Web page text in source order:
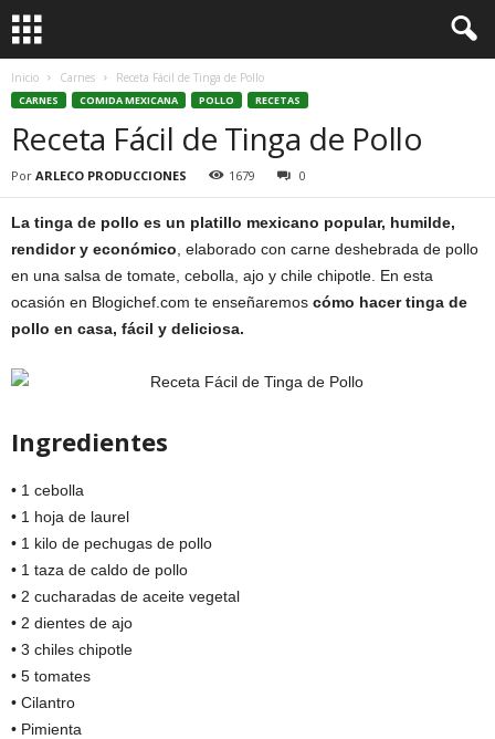
Inicio Carnes Receta Fácil de Tinga de Pollo
CARNES COMIDA MEXICANA POLLO RECETAS
Receta Fácil de Tinga de Pollo
Por ARLECO PRODUCCIONES 1679 0
La tinga de pollo es un platillo mexicano popular, humilde,
rendidor y económico , elaborado con carne deshebrada de pollo
en una salsa de tomate, cebolla, ajo y chile chipotle. En esta
ocasión en Blogichef.com te enseñaremos cómo hacer tinga de
pollo en casa, fácil y deliciosa.
Ingredientes
• 1 cebolla
• 1 hoja de laurel
• 1 kilo de pechugas de pollo
• 1 taza de caldo de pollo
• 2 cucharadas de aceite vegetal
• 2 dientes de ajo
• 3 chiles chipotle
• 5 tomates
• Cilantro
• Pimienta